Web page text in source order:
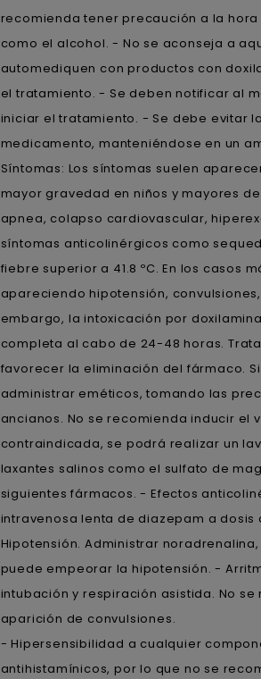
recomienda tener precaución a la
como el alcohol. - No se aconseja a
automediquen con productos con
el tratamiento. - Se deben notificar al
iniciar el tratamiento. - Se debe evitar
medicamento, manteniéndose en un
Síntomas: Los síntomas suelen
mayor gravedad en niños y mayores
apnea, colapso cardiovascular,
síntomas anticolinérgicos como
fiebre superior a 41.8 ºC. En los casos
apareciendo hipotensión,
embargo, la intoxicación por
completa al cabo de 24-48 horas.
favorecer la eliminación del fármaco.
administrar eméticos, tomando las
ancianos. No se recomienda inducir el
contraindicada, se podrá realizar un
laxantes salinos como el sulfato de
siguientes fármacos. - Efectos
intravenosa lenta de diazepam a
Hipotensión. Administrar
puede empeorar la hipotensión. -
intubación y respiración asistida. No
aparición de convulsiones.
- Hipersensibilidad a cualquier
antihistamínicos, por lo que no se